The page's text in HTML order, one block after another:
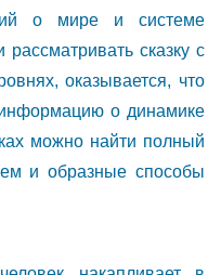
о мире и системе
сказку с
оказывается, что
о динамике
можно найти полный
и образные способы